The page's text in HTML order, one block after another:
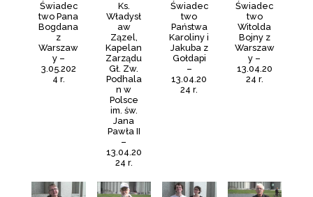
Świadec
two Pana
Bogdana
z
Warszaw
y –
3.05.202
4 r.
Ks.
Władysł
aw
Zązel,
Kapelan
Zarządu
Gł. Zw.
Podhala
n w
Polsce
im. św.
Jana
Pawła II
–
13.04.20
24 r.
Świadec
two
Państwa
Karoliny i
Jakuba z
Gołdapi
–
13.04.20
24 r.
Świadec
two
Witolda
Bojny z
Warszaw
y –
13.04.20
24 r.